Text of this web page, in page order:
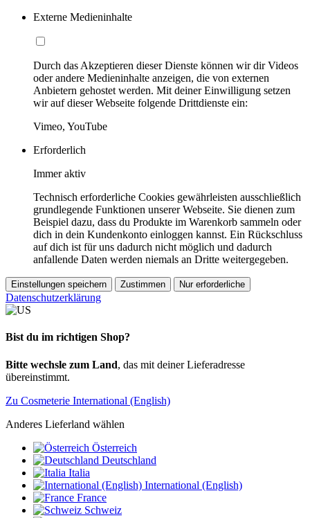
Externe Medieninhalte
Durch das Akzeptieren dieser Dienste können wir dir Videos
oder andere Medieninhalte anzeigen, die von externen
Anbietern gehostet werden. Mit deiner Einwilligung setzen
wir auf dieser Webseite folgende Drittdienste ein:
Vimeo, YouTube
Erforderlich
Immer aktiv
Technisch erforderliche Cookies gewährleisten ausschließlich
grundlegende Funktionen unserer Webseite. Sie dienen zum
Beispiel dazu, dass du Produkte im Warenkorb sammeln oder
dich in dein Kundenkonto einloggen kannst. Ein Rückschluss
auf dich ist für uns dadurch nicht möglich und dadurch
anfallende Daten werden niemals an Dritte weitergegeben.
Einstellungen speichern Zustimmen Nur erforderliche
Datenschutzerklärung
Bist du im richtigen Shop?
Bitte wechsle zum Land, das mit deiner Lieferadresse
übereinstimmt.
Zu Cosmeterie International (English)
Anderes Lieferland wählen
Österreich
Deutschland
Italia
International (English)
France
Schweiz